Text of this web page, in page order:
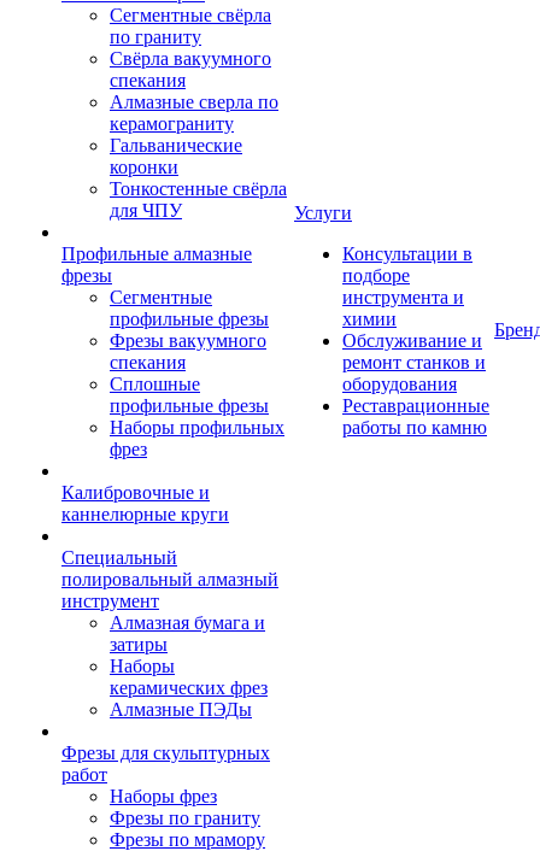
Сегментные свёрла
по граниту
Свёрла вакуумного
спекания
Алмазные сверла по
керамограниту
Гальванические
коронки
Тонкостенные свёрла
для ЧПУ
Профильные алмазные
фрезы
Сегментные
профильные фрезы
Фрезы вакуумного
спекания
Сплошные
профильные фрезы
Наборы профильных
фрез
Калибровочные и
каннелюрные круги
Специальный
полировальный алмазный
инструмент
Алмазная бумага и
затиры
Наборы
керамических фрез
Алмазные ПЭДы
Фрезы для скульптурных
работ
Наборы фрез
Фрезы по граниту
Фрезы по мрамору
Услуги
Консультации в
подборе
инструмента и
химии
Обслуживание и
ремонт станков и
оборудования
Реставрационные
работы по камню